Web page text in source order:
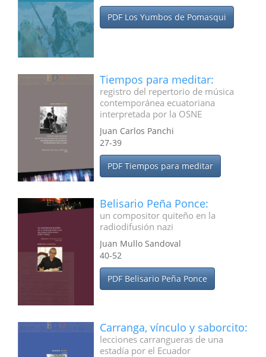
PDF Los Yumbos de Pomasqui
Tiempos para meditar:
registro del repertorio de música
contemporánea ecuatoriana
interpretada por la OSNE
Juan Carlos Panchi
27-39
PDF Tiempos para meditar
Belisario Peña Ponce:
un compositor quiteño en la
radiodifusión nazi
Juan Mullo Sandoval
40-52
PDF Belisario Peña Ponce
Carranga, vínculo y saborcito:
lecciones carrangueras de una
estadía por el Ecuador